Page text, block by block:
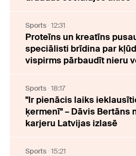
Sports 12:31
Proteīns un kreatīns
speciālisti brīdina par
vispirms pārbaudīt nieru
Sports 18:17
"Ir pienācis laiks
ķermenī" – Dāvis Bertāns
karjeru Latvijas izlasē
Sports 15:21